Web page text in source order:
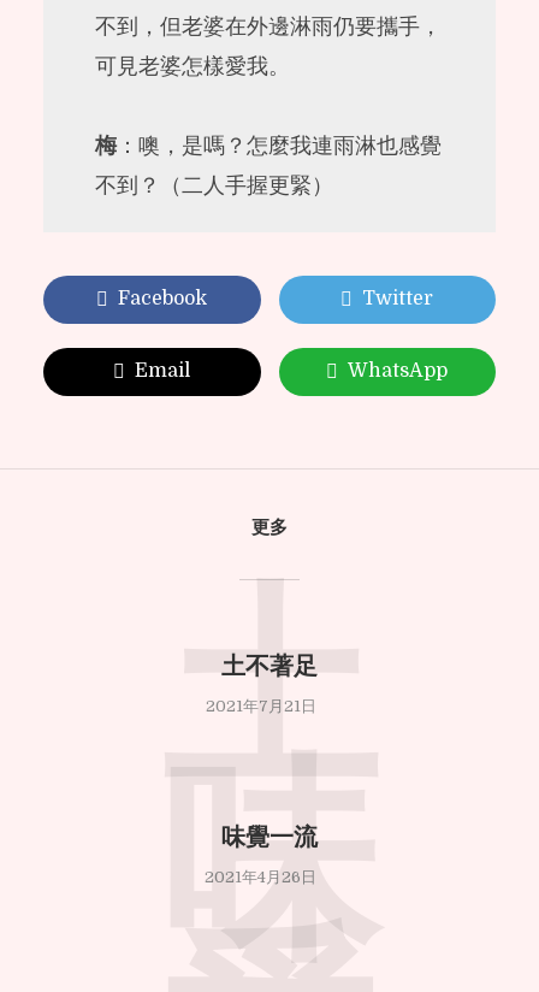
不到，但老婆在外邊淋雨仍要攜手，
可見老婆怎樣愛我。
梅：噢，是嗎？怎麼我連雨淋也感覺
不到？（二人手握更緊）
Facebook Twitter
Email WhatsApp
更多
土不著足
2021年7月21日
土
味覺一流
2021年4月26日
味